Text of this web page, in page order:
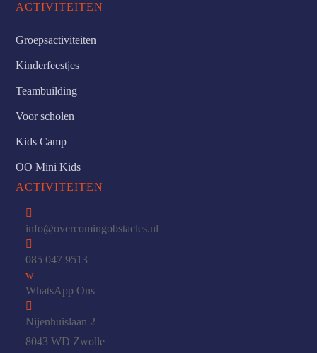
ACTIVITEITEN
Groepsactiviteiten
Kinderfeestjes
Teambuilding
Voor scholen
Kids Camp
OO Mini Kids
ACTIVITEITEN

info@overcomingobstacles.nl

085 047 9513
w
WhatsApp Ons

Nijenhuislaan 2
8043 WD Zwolle